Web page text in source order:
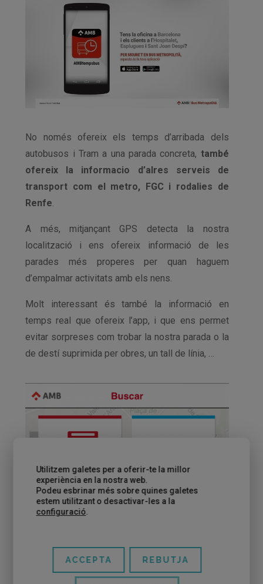
No només ofereix els temps d’arribada dels
autobusos i Tram a una parada concreta, també
ofereix la informacio d’alres serveis de
transport com el metro, FGC i rodalies de
Renfe
A més, mitjançant GPS detecta la nostra
localització i ens ofereix informació de les
parades més properes per quan haguem
d’empalmar activitats amb els nens.
Molt interessant és també la informació en
temps real que ofereix l’app, i que ens permet
evitar sorpreses com trobar la nostra parada o la
de destí suprimida per obres, un tall de línia, …
Utilitzem galetes per a oferir-te la millor
experiència en la nostra web.
Podeu esbrinar més sobre quines galetes
estem utilitzant o desactivar-les a la
configuració
ACCEPTA REBUTJA